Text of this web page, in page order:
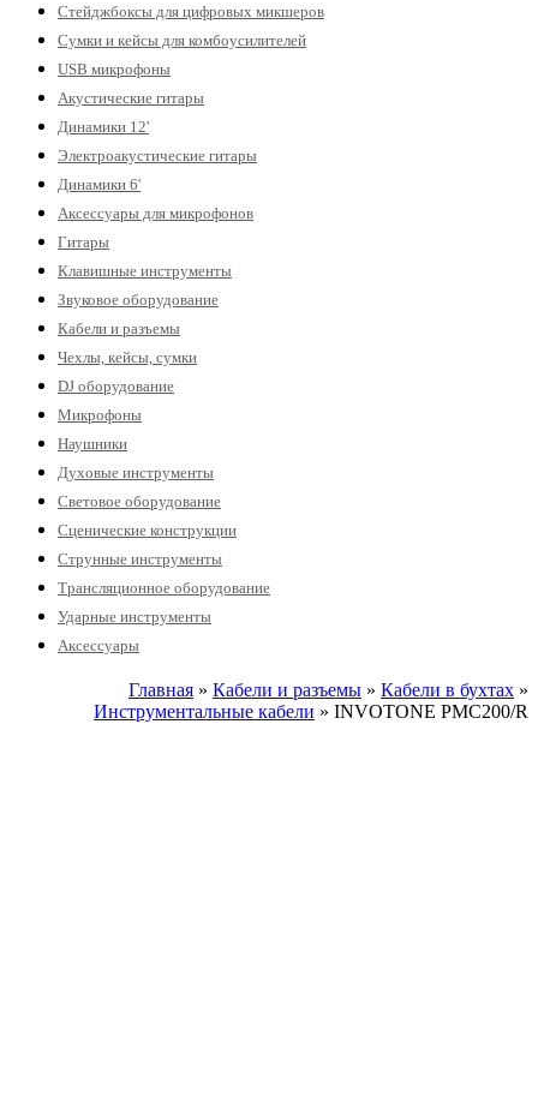
Стейджбоксы для цифровых микшеров
Сумки и кейсы для комбоусилителей
USB микрофоны
Акустические гитары
Динамики 12'
Электроакустические гитары
Динамики 6'
Аксессуары для микрофонов
Гитары
Клавишные инструменты
Звуковое оборудование
Кабели и разъемы
Чехлы, кейсы, сумки
DJ оборудование
Микрофоны
Наушники
Духовые инструменты
Световое оборудование
Сценические конструкции
Струнные инструменты
Трансляционное оборудование
Ударные инструменты
Аксессуары
Главная » Кабели и разъемы » Кабели в бухтах »
Инструментальные кабели » INVOTONE PMC200/R